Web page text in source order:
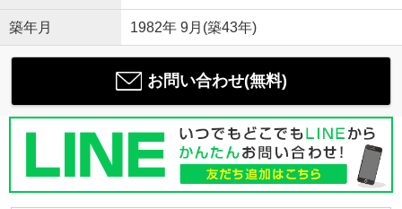
築年月 1982年 9月(築43年)
お問い合わせ(無料)